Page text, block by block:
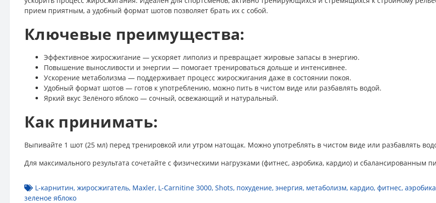
прием приятным, а удобный формат шотов позволяет брать их с собой.
Ключевые преимущества:
Эффективное жиросжигание — ускоряет липолиз и превращает жировые запасы в энергию.
Повышение выносливости и энергии — помогает тренироваться дольше и интенсивнее.
Ускорение метаболизма — поддерживает процесс жиросжигания даже в состоянии покоя.
Удобный формат шотов — готов к употреблению, можно пить в чистом виде или разбавлять водой.
Яркий вкус Зелёного яблоко — сочный, освежающий и натуральный.
Как принимать:
Выпивайте 1 шот (25 мл) перед тренировкой или утром натощак. Можно употреблять в чистом виде или разбавлять
Для максимального результата сочетайте с физическими нагрузками (фитнес, аэробика, кардио) и сбалансированным
L-карнитин, жиросжигатель, Maxler, L-Carnitine 3000, Shots, похудение, энергия, метаболизм, кардио, фитнес, аэробика
зеленое яблоко